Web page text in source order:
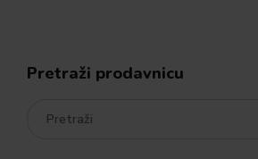
Pretraži prodavnicu